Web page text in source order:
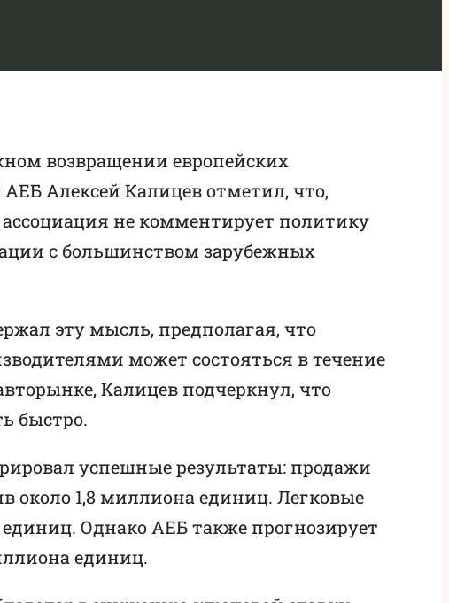
возвращении европейских
АЕБ Алексей Калицев отметил, что,
не комментирует политику
с большинством зарубежных
эту мысль, предполагая, что
может состояться в течение
Калицев подчеркнул, что
быстро.
успешные результаты: продажи
около 1,8 миллиона единиц. Легковые
Однако АЕБ также прогнозирует
единиц.